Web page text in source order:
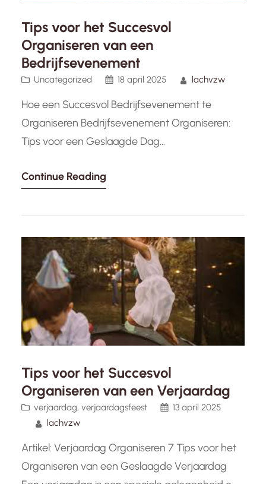
Tips voor het Succesvol
Organiseren van een
Bedrijfsevenement
Uncategorized 18 april 2025 lachvzw
Hoe een Succesvol Bedrijfsevenement te
Organiseren Bedrijfsevenement Organiseren:
Tips voor een Geslaagde Dag
manier om de teamgeest te versterken, relaties
versterken. Of het nu gaat om een
teambuildingactiviteit, het organiseren van een
succesvol bedrijfsevenement vereist
zorgvuldige planning en coördinatie.…
Continue Reading
Tips voor het Succesvol
Organiseren van een Verjaardag
verjaardag, verjaardagsfeest
13 april 2025
lachvzw
Artikel: Verjaardag Organiseren 7 Tips voor het
Organiseren van een Geslaagde Verjaardag